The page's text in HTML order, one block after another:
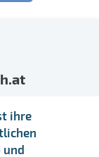
ihre
und